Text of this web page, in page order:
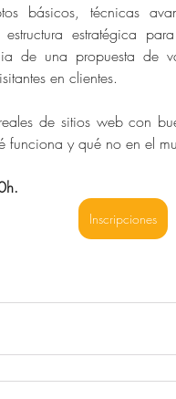
básicos, técnicas
estratégica
de una propuesta de
en clientes.
de sitios web con
funciona y qué no en el
Inscripciones